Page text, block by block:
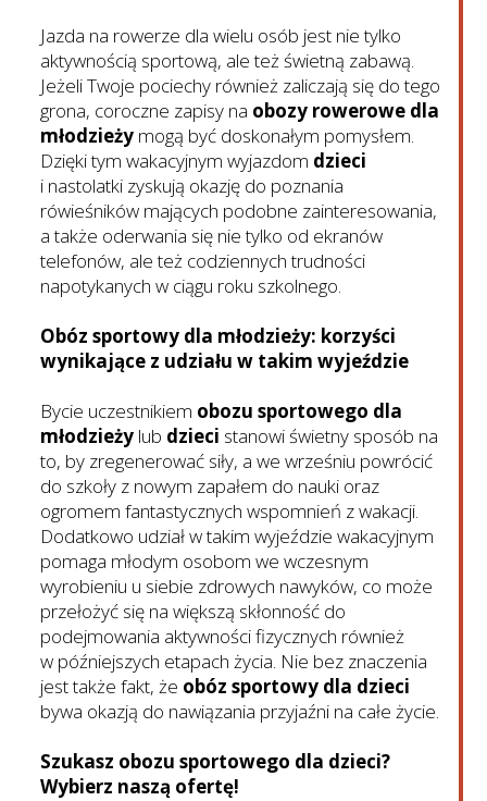
Jazda na rowerze dla wielu osób jest nie tylko
aktywnością sportową, ale też świetną zabawą.
Jeżeli Twoje pociechy również zaliczają się do tego
grona, coroczne zapisy na obozy rowerowe dla
młodzieżymogą być doskonałym pomysłem.
Dzięki tym wakacyjnym wyjazdom dzieci
i nastolatki zyskują okazję do poznania
rówieśników mających podobne zainteresowania,
a także oderwania się nie tylko od ekranów
telefonów, ale też codziennych trudności
napotykanych w ciągu roku szkolnego.
Obóz sportowy dla młodzieży: korzyści
wynikające z udziału w takim wyjeździe
Bycie uczestnikiem obozu sportowego dla
młodzieżylub dzieci stanowi świetny sposób na
to, by zregenerować siły, a we wrześniu powrócić
do szkoły z nowym zapałem do nauki oraz
ogromem fantastycznych wspomnień z wakacji.
Dodatkowo udział w takim wyjeździe wakacyjnym
pomaga młodym osobom we wczesnym
wyrobieniu u siebie zdrowych nawyków, co może
przełożyć się na większą skłonność do
podejmowania aktywności fizycznych również
w późniejszych etapach życia. Nie bez znaczenia
jest także fakt, że obóz sportowy dla dzieci
bywa okazją do nawiązania przyjaźni na całe życie.
Szukasz obozu sportowego dla dzieci?
Wybierz naszą ofertę!